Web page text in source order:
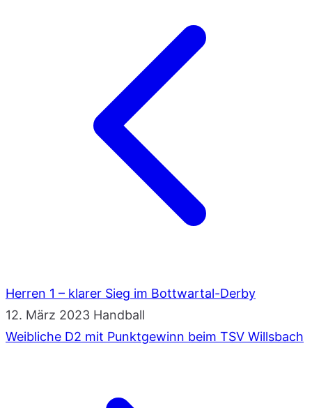
Herren 1 – klarer Sieg im Bottwartal-Derby
12. März 2023 Handball
Weibliche D2 mit Punktgewinn beim TSV Willsbach